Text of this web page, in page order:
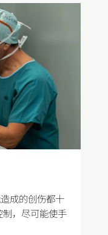
成的创伤都十
，尽可能使手